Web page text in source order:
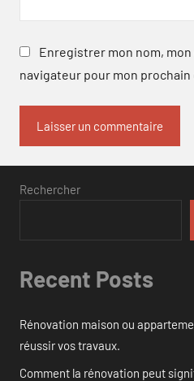
Enregistrer mon nom,
navigateur pour mon prochain
Rechercher
Recent Posts
Rénovation maison ou
réussir vos travaux.
Comment la rénovation peut